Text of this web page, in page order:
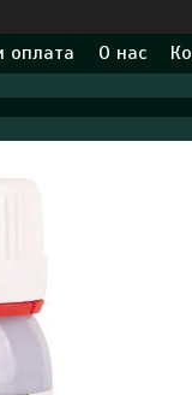
оплата О нас